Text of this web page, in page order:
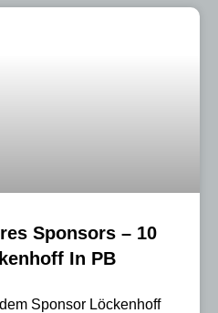
Sponsors – 10
In PB
Sponsor Löckenhoff